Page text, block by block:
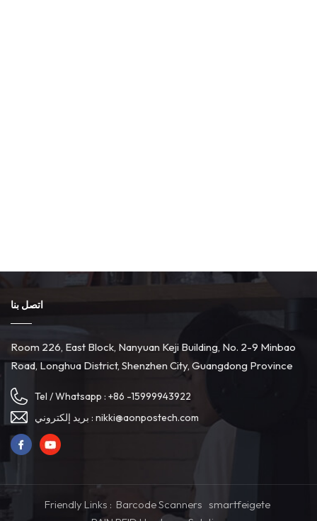
اتصل بنا
Room 226, East Block, Nanyuan Keji Building, No. 2-9 Minbao
Road, Longhua District, Shenzhen City, Guangdong Province
Tel / Whatsapp : +86 -15999943922
بريد إلكتروني : nikki@aonpostech.com
Friendly Links : Barcode Scanners smartfeigete